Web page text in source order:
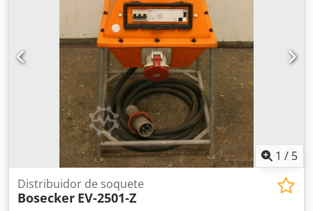
1 / 5
Distribuidor de soquete
Bosecker EV-2501-Z